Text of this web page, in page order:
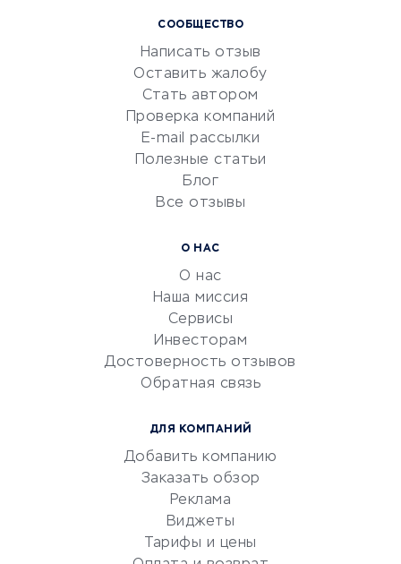
Маркетинг и продажи
Репетиторство
Красота и здоровье
Сервисы по поиску работы
Сетевой маркетинг
УСЛУГИ ДЛЯ БИЗНЕСА
документооборот
Юридические компании
Бухгалтерия онлайн
СООБЩЕСТВО
Написать отзыв
Оставить жалобу
Стать автором
Проверка компаний
E-mail рассылки
Полезные статьи
Блог
Все отзывы
О НАС
О нас
Наша миссия
Сервисы
Инвесторам
Достоверность отзывов
Обратная связь
ДЛЯ КОМПАНИЙ
Добавить компанию
Заказать обзор
Реклама
Виджеты
Тарифы и цены